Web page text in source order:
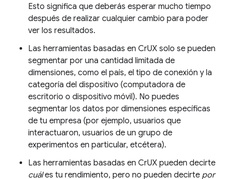
Esto significa que deberás esperar mucho tiempo
después de realizar cualquier cambio para poder
ver los resultados.
Las herramientas basadas en CrUX solo se pueden
segmentar por una cantidad limitada de
dimensiones, como el país, el tipo de conexión y la
categoría del dispositivo (computadora de
escritorio o dispositivo móvil). No puedes
segmentar los datos por dimensiones específicas
de tu empresa (por ejemplo, usuarios que
interactuaron, usuarios de un grupo de
experimentos en particular, etcétera).
Las herramientas basadas en CrUX pueden decirte
cuáles tu rendimiento, pero no pueden decirte por